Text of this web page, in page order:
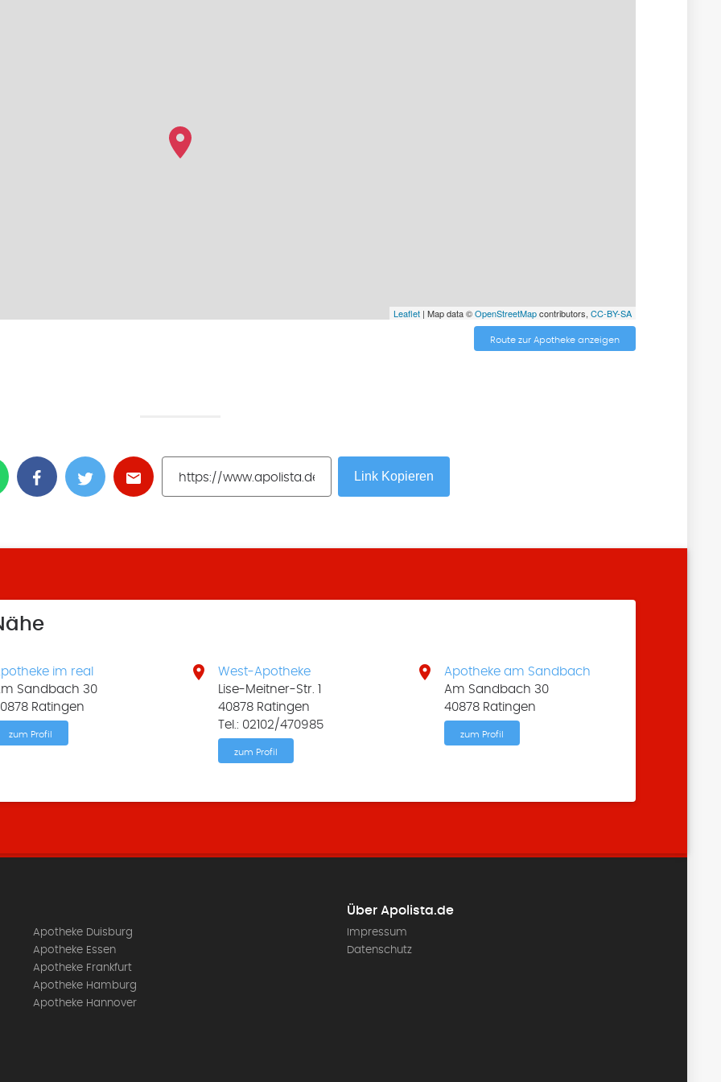
Leaflet| Map data ©OpenStreetMapcontributors, CC-BY-SA
Route zur Apotheke anzeigen
Link Kopieren
im real
Sandbach 30
Ratingen
zum Profil

West-Apotheke
Lise-Meitner-Str. 1
40878 Ratingen
Tel.: 02102/470985
zum Profil

Apotheke am Sandbach
Am Sandbach 30
40878 Ratingen
zum Profil
Apotheke Duisburg
Apotheke Essen
Apotheke Frankfurt
Apotheke Hamburg
Apotheke Hannover
Über Apolista.de
Impressum
Datenschutz